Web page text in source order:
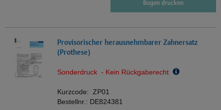
Bogen drucken
Provisorischer herausnehmbarer Zahnersatz
(Prothese)
Sonderdruck - Kein Rückgaberecht
Kurzcode: ZP01
Bestellnr.: DE824381